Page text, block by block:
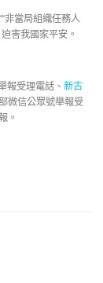
非當局組織任務人
害我國家平安。
報受理電話、 新古
微信公眾號舉報受
。